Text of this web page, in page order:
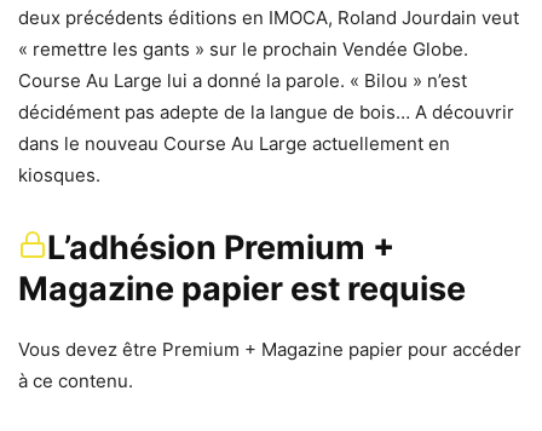
deux précédents éditions en IMOCA, Roland Jourdain veut
« remettre les gants » sur le prochain Vendée Globe.
Course Au Large lui a donné la parole. « Bilou » n’est
décidément pas adepte de la langue de bois… A découvrir
dans le nouveau Course Au Large actuellement en
kiosques.
L’adhésion Premium +
Magazine papier est requise
Vous devez être Premium + Magazine papier pour accéder
à ce contenu.